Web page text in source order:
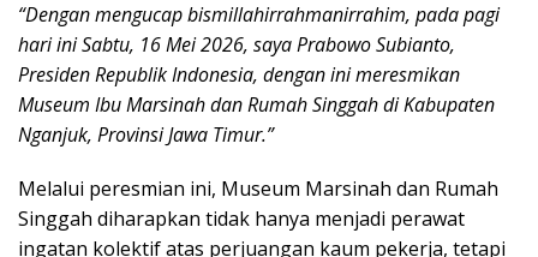
“Dengan mengucap bismillahirrahmanirrahim, pada pagi
hari ini Sabtu, 16 Mei 2026, saya Prabowo Subianto,
Presiden Republik Indonesia, dengan ini meresmikan
Museum Ibu Marsinah dan Rumah Singgah di Kabupaten
Nganjuk, Provinsi Jawa Timur.”
Melalui peresmian ini, Museum Marsinah dan Rumah
Singgah diharapkan tidak hanya menjadi perawat
ingatan kolektif atas perjuangan kaum pekerja, tetapi